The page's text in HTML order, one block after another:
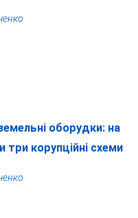
оборудки: на
три корупційні схеми